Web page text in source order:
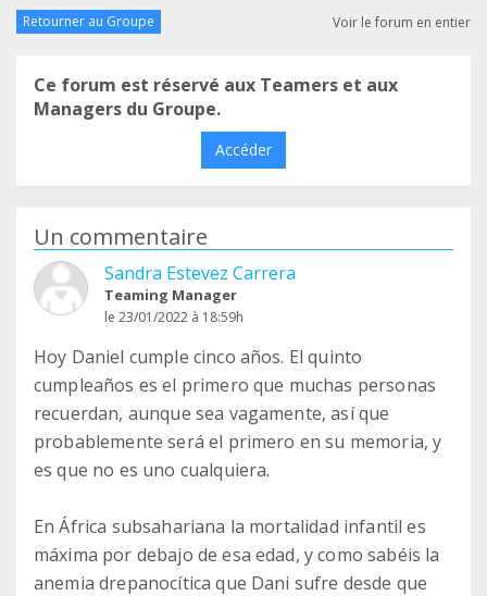
Retourner au Groupe Voir le forum en entier
Ce forum est réservé aux Teamers et aux
Managers du Groupe.
Accéder
Un commentaire
Sandra Estevez Carrera
Teaming Manager
le 23/01/2022 à 18:59h
Hoy Daniel cumple cinco años. El quinto
cumpleaños es el primero que muchas personas
recuerdan, aunque sea vagamente, así que
probablemente será el primero en su memoria, y
es que no es uno cualquiera.
En África subsahariana la mortalidad infantil es
máxima por debajo de esa edad, y como sabéis la
anemia drepanocítica que Dani sufre desde que